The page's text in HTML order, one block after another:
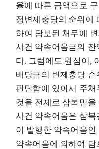
율에 따른 금액으로
정변제충당의 순위에
하여 담보된 채무에
사건 약속어음금의 잔
다. 그럼에도 원심이,
배당금의 변제충당
판단함에 있어서 주
것을 전제로 삼복만을
사건 약속어음은 삼
이 발행한 약속어음인
약속어음에 의하여 담